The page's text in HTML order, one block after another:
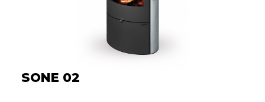
SONE 02